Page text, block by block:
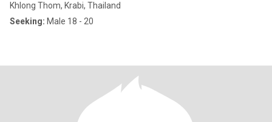
Khlong Thom, Krabi, Thailand
Seeking: Male 18 - 20